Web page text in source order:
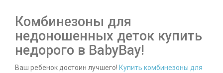
Комбинезоны для
недоношенных деток купить
недорого в BabyBay!
Ваш ребенок достоин лучшего! Купить комбинезоны для